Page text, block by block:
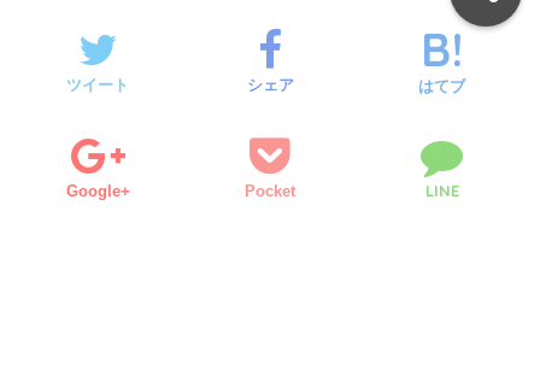
ツイート シェア はてブ
Google+ Pocket LINE